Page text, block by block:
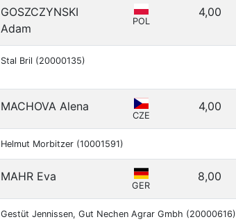
GOSZCZYNSKI
Adam
POL
4,00
Stal Bril (20000135)
MACHOVA Alena
CZE
4,00
Helmut Morbitzer (10001591)
MAHR Eva
GER
8,00
Gestüt Jennissen, Gut Nechen Agrar Gmbh (20000616)